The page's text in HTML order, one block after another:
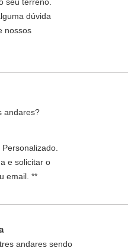
dúvida
nossos
andares?
e solicitar o
email. **
andares sendo